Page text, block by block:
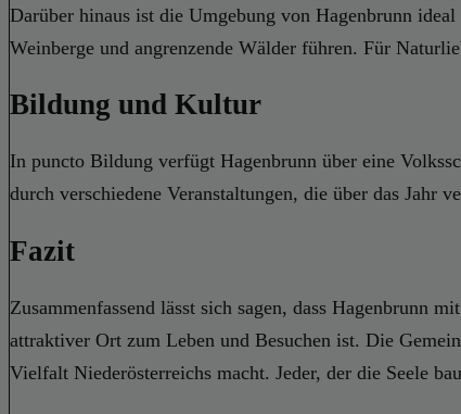
Darüber hinaus ist die Umgebung von Hagenbrunn
Weinberge und angrenzende Wälder führen. Für
Bildung und Kultur
In puncto Bildung verfügt Hagenbrunn über eine
durch verschiedene Veranstaltungen, die über das Jahr
Fazit
Zusammenfassend lässt sich sagen, dass Hagenbrunn
attraktiver Ort zum Leben und Besuchen ist. Die
Vielfalt Niederösterreichs macht. Jeder, der die Seele